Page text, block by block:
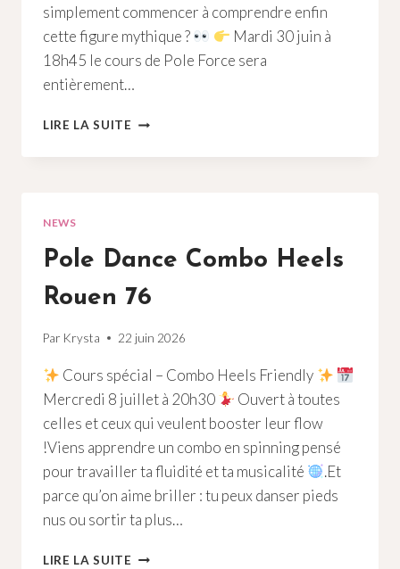
simplement commencer à comprendre enfin
cette figure mythique ?
Mardi 30 juin à
18h45 le cours de Pole Force sera
entièrement…
LIRE LA SUITE POLE
AYESHA
NEWS
Pole Dance Combo Heels
Rouen 76
Par Krysta 22 juin 2026
Cours spécial – Combo Heels Friendly
Mercredi 8 juillet à 20h30
Ouvert à toutes
celles et ceux qui veulent booster leur flow
!Viens apprendre un combo en spinning pensé
pour travailler ta fluidité et ta musicalité
.Et
parce qu’on aime briller : tu peux danser pieds
nus ou sortir ta plus…
LIRE LA SUITE POLE